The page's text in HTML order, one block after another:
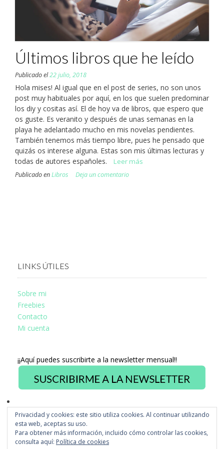
Últimos libros que he leído
Publicado el22 julio, 2018
Hola mises! Al igual que en el post de series, no son unos
post muy habituales por aquí, en los que suelen predominar
los diy y cositas así. El de hoy va de libros, que espero que
os guste. Es veranito y después de unas semanas en la
playa he adelantado mucho en mis novelas pendientes.
También tenemos más tiempo libre, pues he pensado que
quizás os interese alguna. Estas son mis últimas lecturas y
todas de autores españoles.
Leer más
Publicado enLibros Deja un comentario
LINKS ÚTILES
Sobre mi
Freebies
Contacto
Mi cuenta
¡¡Aquí puedes suscribirte a la newsletter mensual!!
Ver
perfil
de
fb.com/misstusdisseny
Ver
perfil
de
Privacidad y cookies: este sitio utiliza cookies. Al continuar utilizando
esta web, aceptas su uso.
Para obtener más información, incluido cómo controlar las cookies,
consulta aquí: Política de cookies